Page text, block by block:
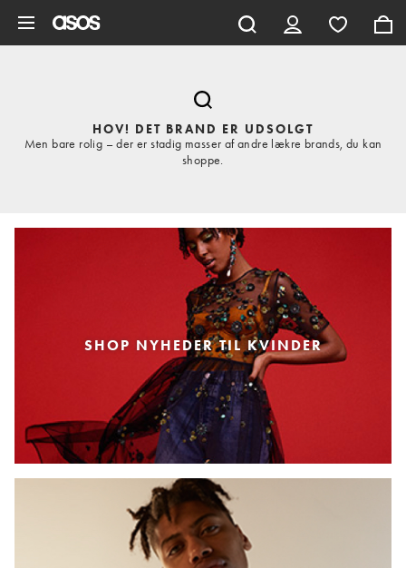
HOV! DET BRAND ER UDSOLGT
Men bare rolig – der er stadig masser af andre lækre brands, du kan
shoppe.
SHOP NYHEDER TIL KVINDER